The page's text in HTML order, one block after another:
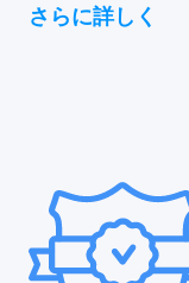
さらに詳しく